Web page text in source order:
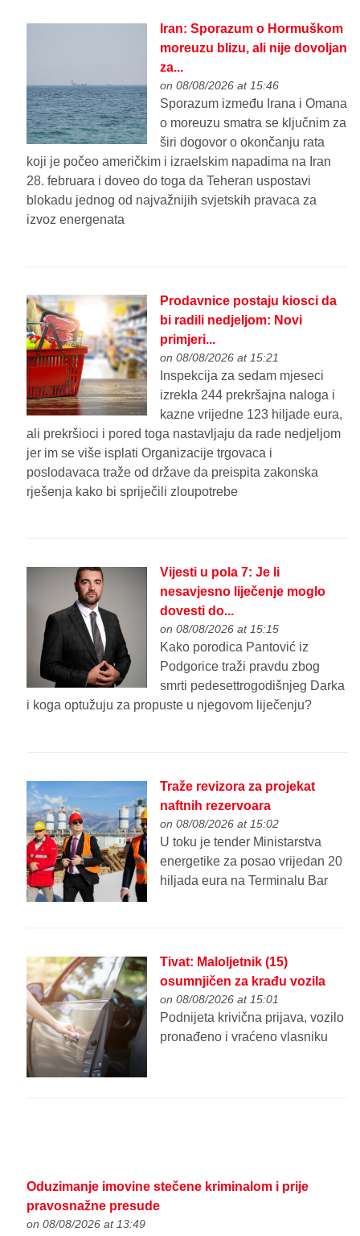
Iran: Sporazum o Hormuškom
moreuzu blizu, ali nije dovoljan
za...
on 08/08/2026 at 15:46
Sporazum između Irana i Omana
o moreuzu smatra se ključnim za
širi dogovor o okončanju rata
koji je počeo američkim i izraelskim napadima na Iran
28. februara i doveo do toga da Teheran uspostavi
blokadu jednog od najvažnijih svjetskih pravaca za
izvoz energenata
Prodavnice postaju kiosci da
bi radili nedjeljom: Novi
primjeri...
on 08/08/2026 at 15:21
Inspekcija za sedam mjeseci
izrekla 244 prekršajna naloga i
kazne vrijedne 123 hiljade eura,
ali prekršioci i pored toga nastavljaju da rade nedjeljom
jer im se više isplati Organizacije trgovaca i
poslodavaca traže od države da preispita zakonska
rješenja kako bi spriječili zloupotrebe
Vijesti u pola 7: Je li
nesavjesno liječenje moglo
dovesti do...
on 08/08/2026 at 15:15
Kako porodica Pantović iz
Podgorice traži pravdu zbog
smrti pedesettrogodišnjeg Darka
i koga optužuju za propuste u njegovom liječenju?
Traže revizora za projekat
naftnih rezervoara
on 08/08/2026 at 15:02
U toku je tender Ministarstva
energetike za posao vrijedan 20
hiljada eura na Terminalu Bar
Tivat: Maloljetnik (15)
osumnjičen za krađu vozila
on 08/08/2026 at 15:01
Podnijeta krivična prijava, vozilo
pronađeno i vraćeno vlasniku
Oduzimanje imovine stečene kriminalom i prije
pravosnažne presude
on 08/08/2026 at 13:49